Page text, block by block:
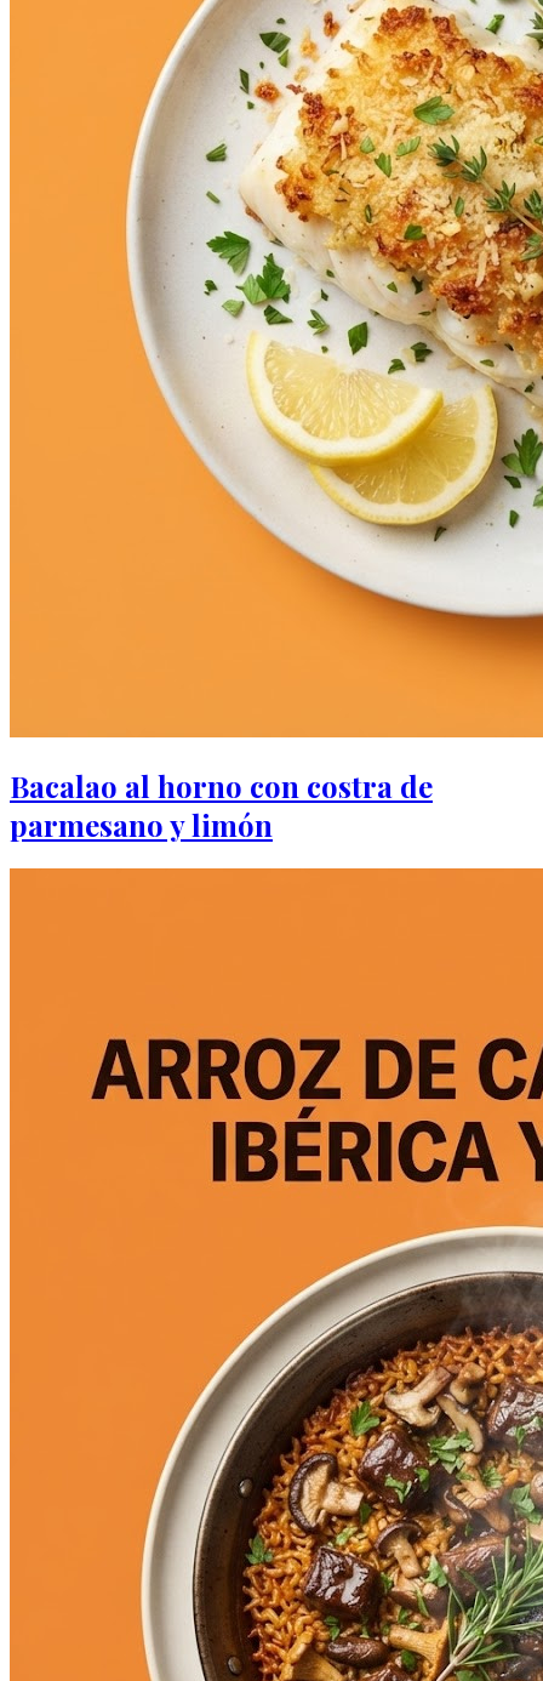
Bacalao al horno con costra de
parmesano y limón